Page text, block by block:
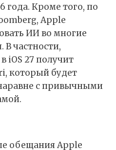
года. Кроме того, по
Apple
ИИ во многие
частности,
iOS 27 получит
который будет
с привычными
обещания Apple